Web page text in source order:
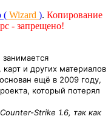
( Wizard ). Копирование
- запрещено!
занимается
и других материалов
ещё в 2009 году,
который потерял
Strike 1.6, так как